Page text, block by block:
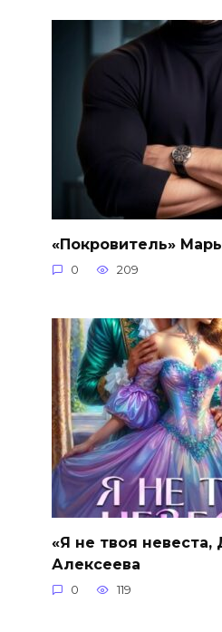
«Покровитель»
0 209
«Я не твоя невеста,
Алексеева
0 119